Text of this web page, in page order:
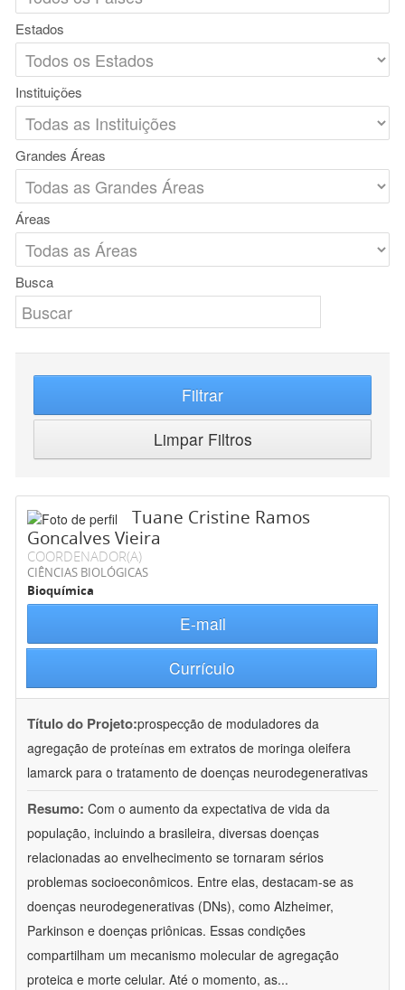
Estados
Instituições
Grandes Áreas
Áreas
Busca
Filtrar
Limpar Filtros
Tuane Cristine Ramos
Goncalves Vieira
COORDENADOR(A)
CIÊNCIAS BIOLÓGICAS
Bioquímica
E-mail
Currículo
Título do Projeto:prospecção de moduladores da
agregação de proteínas em extratos de moringa oleifera
lamarck para o tratamento de doenças neurodegenerativas
Resumo: Com o aumento da expectativa de vida da
população, incluindo a brasileira, diversas doenças
relacionadas ao envelhecimento se tornaram sérios
problemas socioeconômicos. Entre elas, destacam-se as
doenças neurodegenerativas (DNs), como Alzheimer,
Parkinson e doenças priônicas. Essas condições
compartilham um mecanismo molecular de agregação
proteica e morte celular. Até o momento, as...